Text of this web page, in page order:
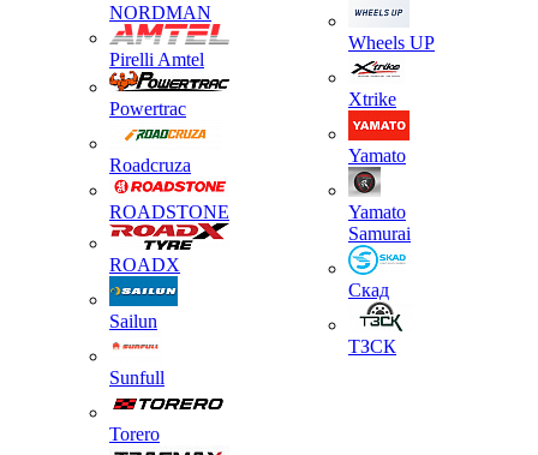
NORDMAN
Pirelli Amtel
Powertrac
Roadcruza
ROADSTONE
ROADX
Sailun
Sunfull
Torero
Wheels UP
Xtrike
Yamato
Yamato
Samurai
Скад
ТЗСК